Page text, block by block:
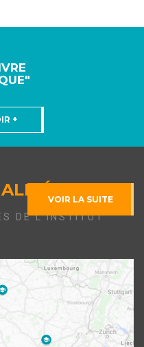
+
DE L'INSTITUT
VOIR LA SUITE